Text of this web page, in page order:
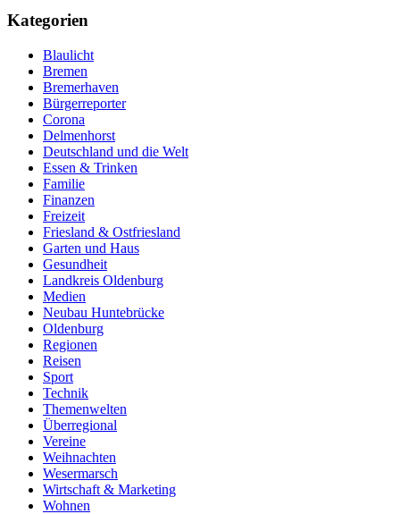
Kategorien
Blaulicht
Bremen
Bremerhaven
Bürgerreporter
Corona
Delmenhorst
Deutschland und die Welt
Essen & Trinken
Familie
Finanzen
Freizeit
Friesland & Ostfriesland
Garten und Haus
Gesundheit
Landkreis Oldenburg
Medien
Neubau Huntebrücke
Oldenburg
Regionen
Reisen
Sport
Technik
Themenwelten
Überregional
Vereine
Weihnachten
Wesermarsch
Wirtschaft & Marketing
Wohnen